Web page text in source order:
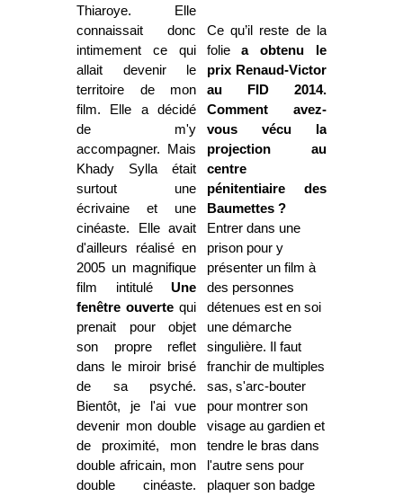
Thiaroye. Elle
connaissait donc
intimement ce qui
allait devenir le
territoire de mon
film. Elle a décidé
de m'y
accompagner. Mais
Khady Sylla était
surtout une
écrivaine et une
cinéaste. Elle avait
d'ailleurs réalisé en
2005 un magnifique
film intituléUne
fenêtre ouvertequi
prenait pour objet
son propre reflet
dans le miroir brisé
de sa psyché.
Bientôt, je l'ai vue
devenir mon double
de proximité, mon
double africain, mon
double cinéaste.
Ce qu’il reste de la
foliea obtenu le
prix Renaud-Victor
au FID 2014.
Comment avez-
vous vécu la
projection au
centre
pénitentiaire des
Baumettes ?
Entrer dans une
prison pour y
présenter un film à
des personnes
détenues est en soi
une démarche
singulière. Il faut
franchir de multiples
sas, s'arc-bouter
pour montrer son
visage au gardien et
tendre le bras dans
l'autre sens pour
plaquer son badge